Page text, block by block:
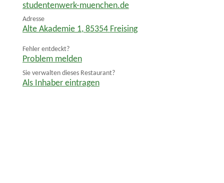
studentenwerk-muenchen.de
Adresse
Alte Akademie 1, 85354 Freising
Fehler entdeckt?
Problem melden
Sie verwalten dieses Restaurant?
Als Inhaber eintragen